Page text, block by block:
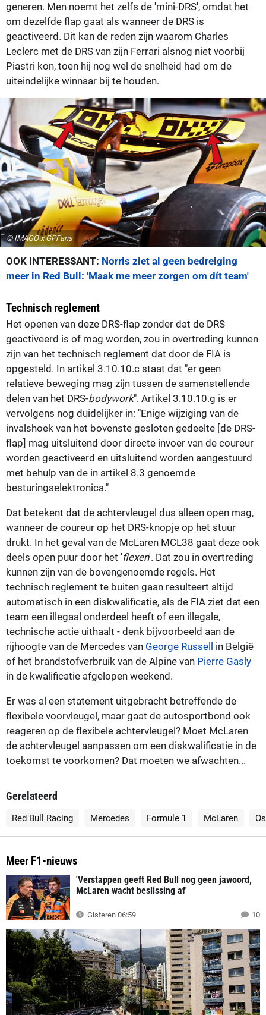
generen. Men noemt het zelfs de 'mini-DRS', omdat het
om dezelfde flap gaat als wanneer de DRS is
geactiveerd. Dit kan de reden zijn waarom Charles
Leclerc met de DRS van zijn Ferrari alsnog niet voorbij
Piastri kon, toen hij nog wel de snelheid had om de
uiteindelijke winnaar bij te houden.
© IMAGO x GPFans
OOK INTERESSANT: Norris ziet al geen bedreiging
meer in Red Bull: 'Maak me meer zorgen om dít team'
Technisch reglement
Het openen van deze DRS-flap zonder dat de DRS
geactiveerd is of mag worden, zou in overtreding kunnen
zijn van het technisch reglement dat door de FIA is
opgesteld. In artikel 3.10.10.c staat dat "er geen
relatieve beweging mag zijn tussen de samenstellende
delen van het DRS-bodywork". Artikel 3.10.10.g is er
vervolgens nog duidelijker in: "Enige wijziging van de
invalshoek van het bovenste gesloten gedeelte [de DRS-
flap] mag uitsluitend door directe invoer van de coureur
worden geactiveerd en uitsluitend worden aangestuurd
met behulp van de in artikel 8.3 genoemde
besturingselektronica."
Dat betekent dat de achtervleugel dus alleen open mag,
wanneer de coureur op het DRS-knopje op het stuur
drukt. In het geval van de McLaren MCL38 gaat deze ook
deels open puur door het 'flexen'. Dat zou in overtreding
kunnen zijn van de bovengenoemde regels. Het
technisch reglement te buiten gaan resulteert altijd
automatisch in een diskwalificatie, als de FIA ziet dat een
team een illegaal onderdeel heeft of een illegale,
technische actie uithaalt - denk bijvoorbeeld aan de
rijhoogte van de Mercedes van George Russell
in België
of het brandstofverbruik van de Alpine van Pierre Gasly
in de kwalificatie afgelopen weekend.
Er was al een statement uitgebracht betreffende de
flexibele voorvleugel, maar gaat de autosportbond ook
reageren op de flexibele achtervleugel? Moet McLaren
de achtervleugel aanpassen om een diskwalificatie in de
toekomst te voorkomen? Dat moeten we afwachten...
Gerelateerd
Red Bull Racing Mercedes Formule 1 McLaren
Meer F1-nieuws
'Verstappen geeft Red Bull nog geen jawoord,
McLaren wacht beslissing af'
Gisteren 06:59 10